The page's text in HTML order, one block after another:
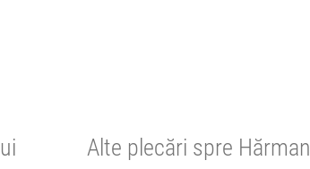
Alte plecări spre Hărman